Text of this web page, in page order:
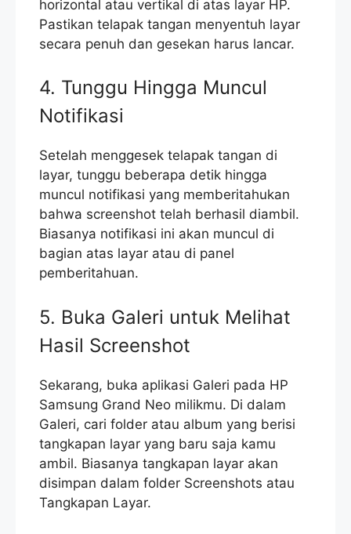
horizontal atau vertikal di atas layar HP.
Pastikan telapak tangan menyentuh layar
secara penuh dan gesekan harus lancar.
4. Tunggu Hingga Muncul
Notifikasi
Setelah menggesek telapak tangan di
layar, tunggu beberapa detik hingga
muncul notifikasi yang memberitahukan
bahwa screenshot telah berhasil diambil.
Biasanya notifikasi ini akan muncul di
bagian atas layar atau di panel
pemberitahuan.
5. Buka Galeri untuk Melihat
Hasil Screenshot
Sekarang, buka aplikasi Galeri pada HP
Samsung Grand Neo milikmu. Di dalam
Galeri, cari folder atau album yang berisi
tangkapan layar yang baru saja kamu
ambil. Biasanya tangkapan layar akan
disimpan dalam folder Screenshots atau
Tangkapan Layar.